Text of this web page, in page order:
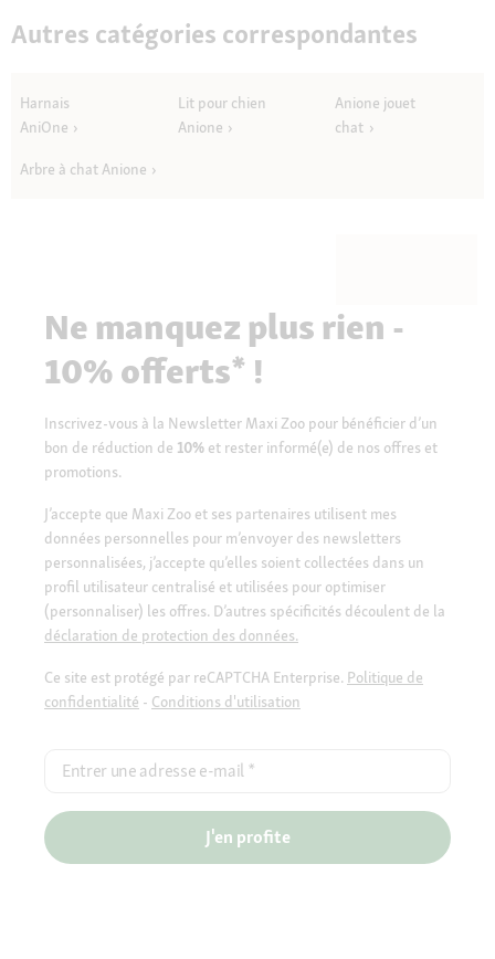
Autres catégories correspondantes
Harnais
AniOne
Lit pour chien
Anione
Anione jouet
chat
Arbre à chat Anione
Ne manquez plus rien -
10% offerts* !
Inscrivez-vous à la Newsletter Maxi Zoo pour bénéficier d’un
bon de réduction de 10% et rester informé(e) de nos offres et
promotions.
J’accepte que Maxi Zoo et ses partenaires utilisent mes
données personnelles pour m’envoyer des newsletters
personnalisées, j’accepte qu’elles soient collectées dans un
profil utilisateur centralisé et utilisées pour optimiser
(personnaliser) les offres. D’autres spécificités découlent de la
déclaration de protection des données.
Ce site est protégé par reCAPTCHA Enterprise. Politique de
confidentialité - Conditions d'utilisation
Entrer une adresse e-mail *
J'en profite